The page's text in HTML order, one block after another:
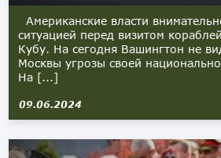
Американские власти
ситуацией перед визитом
Кубу. На сегодня Вашингтон не
Москвы угрозы своей
На [...]
09.06.2024